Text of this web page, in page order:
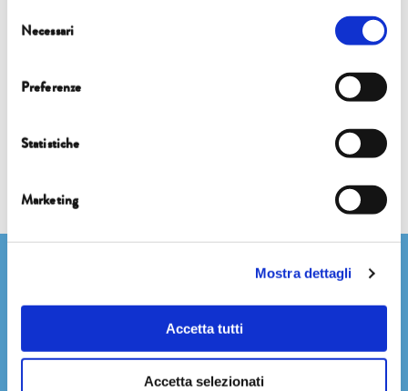
delNecessari
Preferenze
Statistiche
Marketing
Mostra dettagli
Accetta tutti
Accetta selezionati
E QUANTI
Dichiaro di avere più di 14 anni